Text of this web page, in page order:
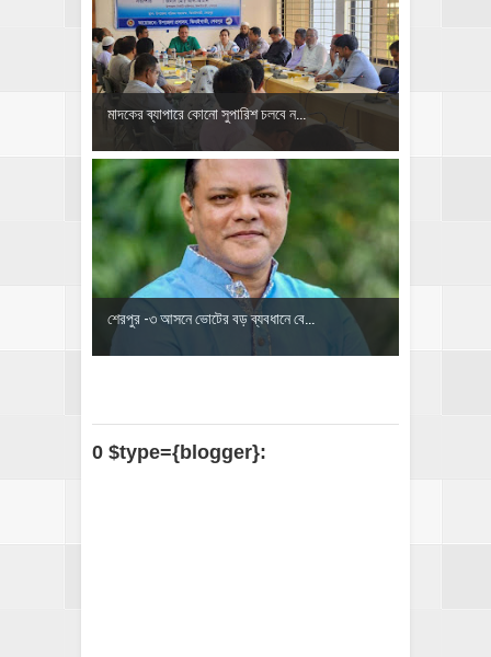
মাদকের ব্যাপারে কোনো সুপারিশ চলবে ন...
শেরপুর -৩ আসনে ভোটের বড় ব্যবধানে বে...
0 $type={blogger}: